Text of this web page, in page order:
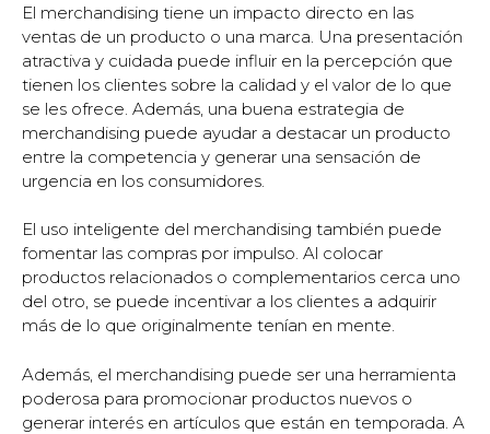
El merchandising tiene un impacto directo en las
ventas de un producto o una marca. Una presentación
atractiva y cuidada puede influir en la percepción que
tienen los clientes sobre la calidad y el valor de lo que
se les ofrece. Además, una buena estrategia de
merchandising puede ayudar a destacar un producto
entre la competencia y generar una sensación de
urgencia en los consumidores.
El uso inteligente del merchandising también puede
fomentar las compras por impulso. Al colocar
productos relacionados o complementarios cerca uno
del otro, se puede incentivar a los clientes a adquirir
más de lo que originalmente tenían en mente.
Además, el merchandising puede ser una herramienta
poderosa para promocionar productos nuevos o
generar interés en artículos que están en temporada. A